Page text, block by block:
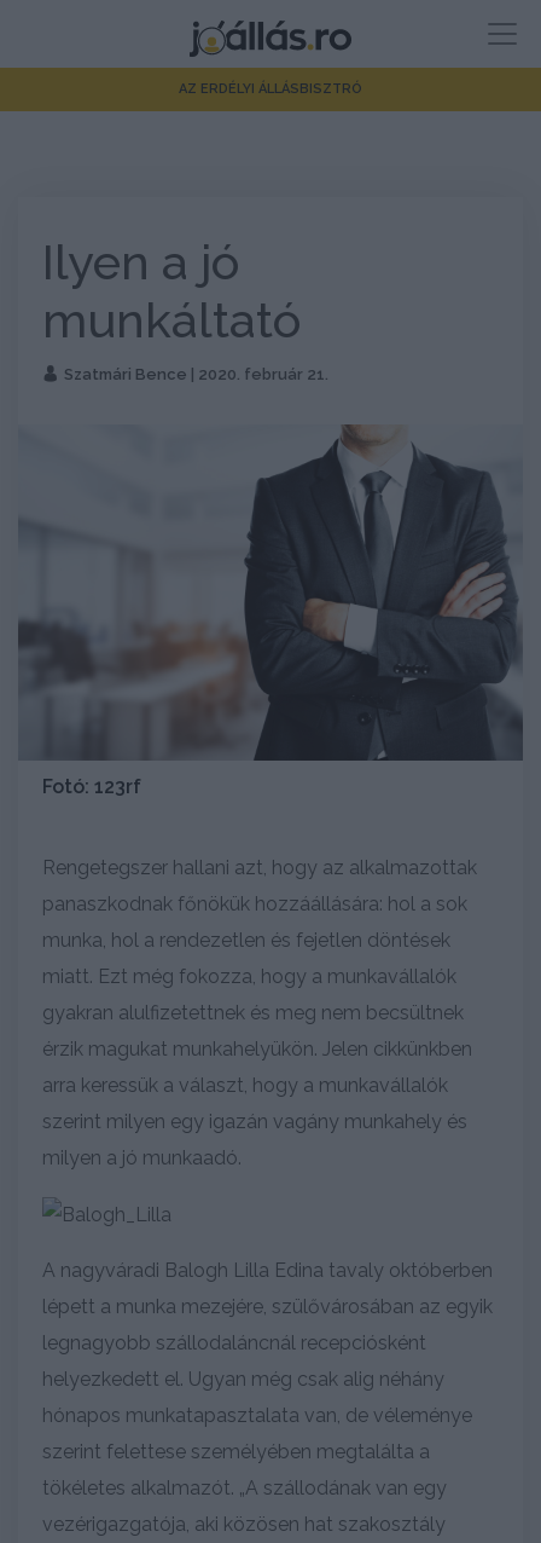
AZ ERDÉLYI ÁLLÁSBISZTRÓ
Ilyen a jó
munkáltató
Szatmári Bence | 2020. február 21.
Fotó: 123rf
Rengetegszer hallani azt, hogy az alkalmazottak
panaszkodnak főnökük hozzáállására: hol a sok
munka, hol a rendezetlen és fejetlen döntések
miatt. Ezt még fokozza, hogy a munkavállalók
gyakran alulfizetettnek és meg nem becsültnek
érzik magukat munkahelyükön. Jelen cikkünkben
arra keressük a választ, hogy a munkavállalók
szerint milyen egy igazán vagány munkahely és
milyen a jó munkaadó.
A nagyváradi Balogh Lilla Edina tavaly októberben
lépett a munka mezejére, szülővárosában az egyik
legnagyobb szállodaláncnál recepciósként
helyezkedett el. Ugyan még csak alig néhány
hónapos munkatapasztalata van, de véleménye
szerint felettese személyében megtalálta a
tökéletes alkalmazót. „A szállodának van egy
vezérigazgatója, aki közösen hat szakosztály